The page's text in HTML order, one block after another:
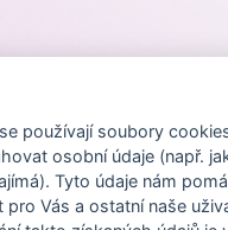
používají soubory
osobní údaje (např.
Tyto údaje nám
Vás a ostatní naše